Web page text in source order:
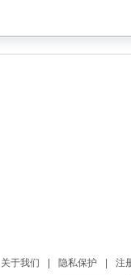
关于我们 隐私保护
注